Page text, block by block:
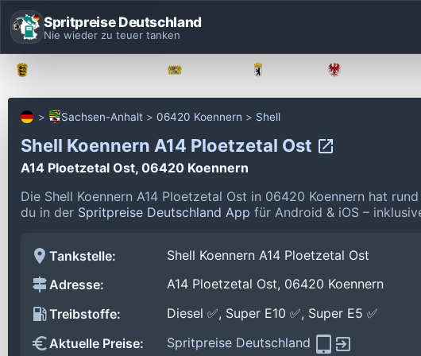
Spritpreise Deutschland
Nie wieder zu teuer tanken
Sachsen-Anhalt 06420 Koennern Shell
Shell Koennern A14 Ploetzetal Ost
A14 Ploetzetal Ost, 06420 Koennern
Die Shell Koennern A14 Ploetzetal Ost in 06420 Koennern hat
du in der Spritpreise Deutschland App für Android & iOS –
Tankstelle:
Shell Koennern A14 Ploetzetal Ost
Adresse:
A14 Ploetzetal Ost, 06420 Koennern
Treibstoffe:
Diesel ✅, Super E10 ✅, Super E5 ✅
Aktuelle Preise:
Spritpreise Deutschland